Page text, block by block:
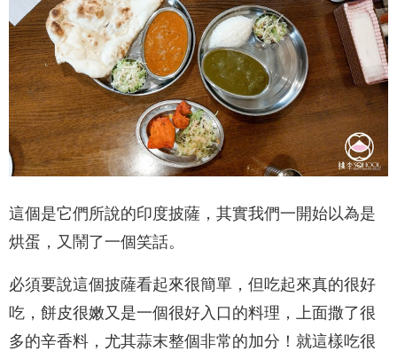
這個是它們所說的印度披薩，其實我們一開始以為是
烘蛋，又鬧了一個笑話。
必須要說這個披薩看起來很簡單，但吃起來真的很好
吃，餅皮很嫩又是一個很好入口的料理，上面撒了很
多的辛香料，尤其蒜末整個非常的加分！就這樣吃很